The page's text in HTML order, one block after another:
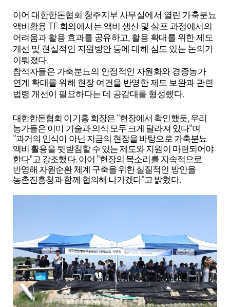
이어 대한한돈협회 청주지부 사무실에서 열린 가축분뇨
액비활용TF 회의에서는 액비 생산 및 살포 과정에서의
어려움과 활용 효과를 공유하고, 활용 확대를 위한 제도
개선 및 현실적인 지원방안 등에 대해 심도 있는 논의가
이뤄졌다.
참석자들은 가축분뇨의 안정적인 자원화와 경종농가
연계 확대를 위해 현장 여건을 반영한 제도 보완과 관련
법령 개선이 필요하다는 데 공감대를 형성했다.
대한한돈협회 이기홍 회장은 "현장에서 확인했듯,우리
농가들은 이미 기술과 의식 모두 크게 달라져 있다"며
"과거의 인식이 아닌 지금의 현장을 바탕으로 가축분뇨
액비 활용을 뒷받침할 수 있는 제도와 지원이 마련되어야
한다"고 강조했다. 이어 "현장의 목소리를 지속적으로
반영해 자원순환 체계 구축을 위한 실질적인 방안을
농촌진흥청과 함께 협의해 나가겠다"고 밝혔다.